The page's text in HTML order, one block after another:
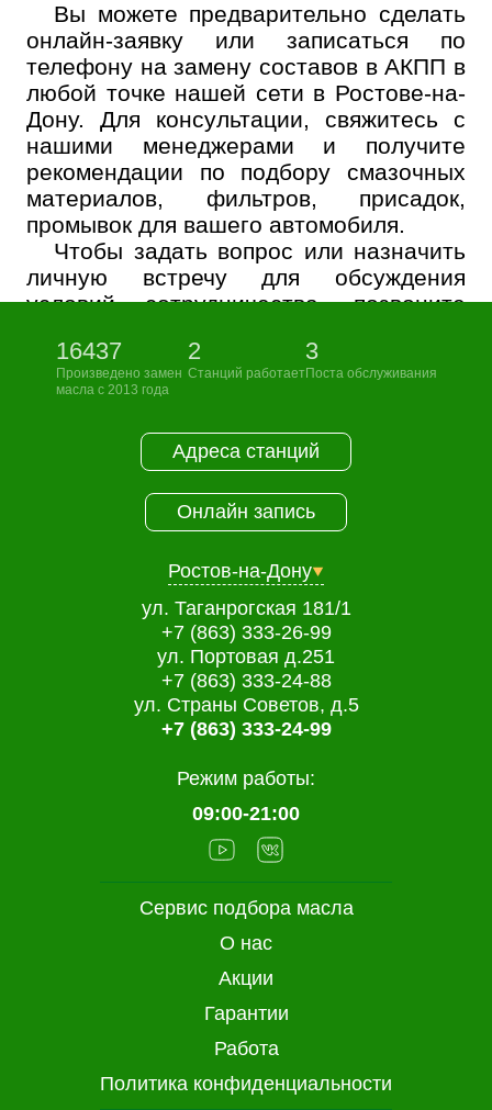
Вы можете предварительно сделать
онлайн-заявку или записаться по
телефону на замену составов в АКПП в
любой точке нашей сети в Ростове-на-
Дону. Для консультации, свяжитесь с
нашими менеджерами и получите
рекомендации по подбору смазочных
материалов, фильтров, присадок,
промывок для вашего автомобиля.
Чтобы задать вопрос или назначить
личную встречу для обсуждения
условий сотрудничества, позвоните
16437
Произведено замен
масла с 2013 года
2
Станций работает
3
Поста обслуживания
Сервис подбора масла
О нас
Акции
Гарантии
Работа
Политика конфиденциальности
Адреса станций
Онлайн запись
Ростов-на-Дону
ул. Таганрогская 181/1
+7 (863) 333-26-99
ул. Портовая д.251
+7 (863) 333-24-88
ул. Страны Советов, д.5
+7 (863) 333-24-99
Режим работы:
09:00-21:00